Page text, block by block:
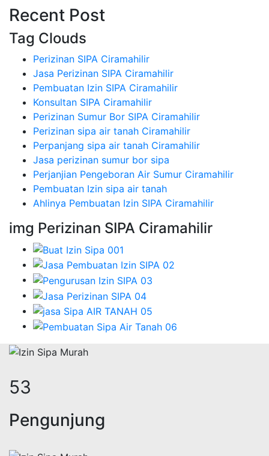
Recent Post
Tag Clouds
Perizinan SIPA Ciramahilir
Jasa Perizinan SIPA Ciramahilir
Pembuatan Izin SIPA Ciramahilir
Konsultan SIPA Ciramahilir
Perizinan Sumur Bor SIPA Ciramahilir
Perizinan sipa air tanah Ciramahilir
Perpanjang sipa air tanah Ciramahilir
Jasa perizinan sumur bor sipa
Perjanjian Pengeboran Air Sumur Ciramahilir
Pembuatan Izin sipa air tanah
Ahlinya Pembuatan Izin SIPA Ciramahilir
img Perizinan SIPA Ciramahilir
69
Pengunjung